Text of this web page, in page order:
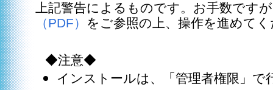
上記警告によるものです。お手数です
（PDF） をご参照の上、操作を進めて
◆注意◆
インストールは、「管理者権限」で